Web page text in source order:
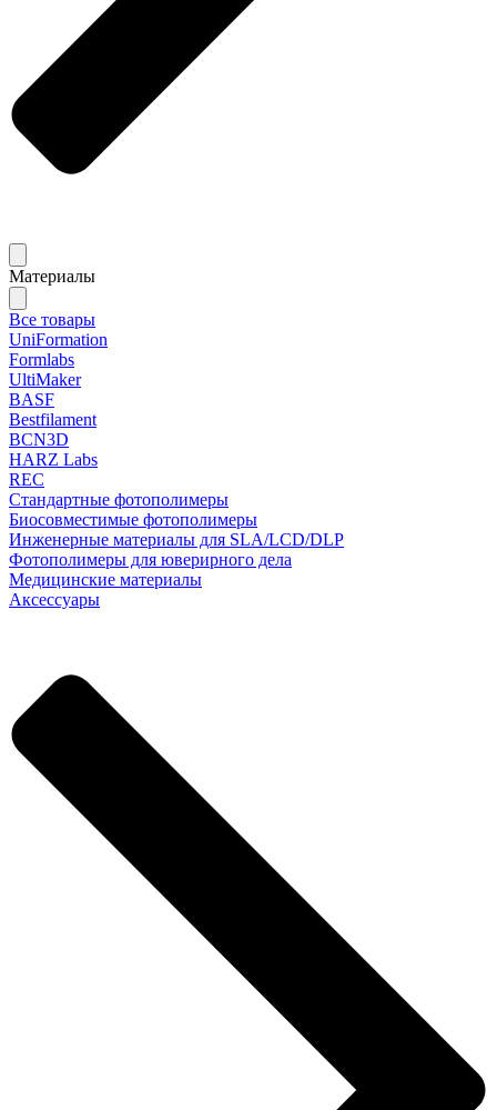
Материалы
Все товары
UniFormation
Formlabs
UltiMaker
BASF
Bestfilament
BCN3D
HARZ Labs
REC
Стандартные фотополимеры
Биосовместимые фотополимеры
Инженерные материалы для SLA/LCD/DLP
Фотополимеры для юверирного дела
Медицинские материалы
Аксессуары